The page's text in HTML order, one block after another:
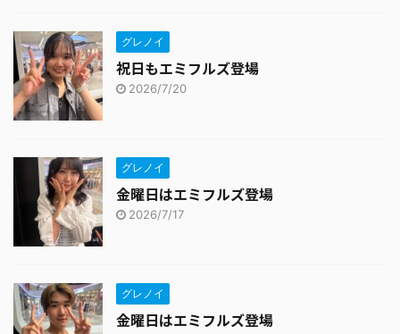
グレノイ
祝日もエミフルズ登場
2026/7/20
グレノイ
金曜日はエミフルズ登場
2026/7/17
グレノイ
金曜日はエミフルズ登場